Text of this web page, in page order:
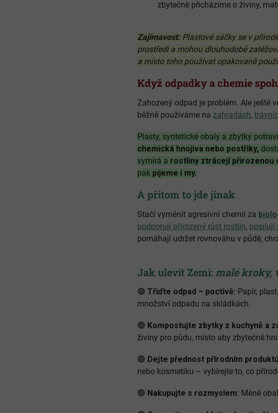
zbytečně přicházíme o živiny,
Zajímavost:Plastové sáčky se v
prostředí a mohou dlouhodobě
a místo toho používat opakovaně
Když odpadky a chemie
Zahozený odpad je problém. Ale ještě
běžně používáme na zahradách,
Plasty, syntetické obaly a zbytky
chemická hnojiva nebo postřiky,
vymírá a rostliny ztrácejí přirozenou
pak pijeme i my.
A přitom to jde jinak
Stačí vyměnit agresivní chemii za
podporují přirozený růst rostlin, posilují
pomáhají udržet rovnováhu v půdě,
Jak ulevit Zemi: malé kroky,
🟢 Třiďte odpad – poctivě: Papír,
množství odpadu na skládkách.
🟢 Kompostujte zbytky z kuchyně a
živiny pro půdu, místo aby zbytečně
🟢 Dejte přednost přírodním
nebo kosmetiku – vybírejte to, co
🟢 Nakupujte s rozmyslem: Méně